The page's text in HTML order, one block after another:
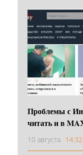
Проблемы с
читать и в
10 августа 14:32